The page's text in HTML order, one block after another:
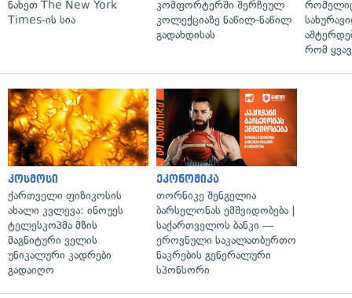
ნახეთ The New York
Times-ის სია
კომფორტერში შერჩეულ
კოლექციაზე ნაწილ-ნაწილ
გადახდისას
რომელიც
რომ
კოსმოსი
ქართველი ფიზიკოსის
ახალი კვლევა: ინოუეს
ტელესკოპმა მზის
მაგნიტური ველის
უნიკალური კადრები
გადაიღო
ეკონომიკა
თორნიკე შენგელია
ბარსელონას ემშვიდობება |
საქართველოს ბანკი —
ეროვნული საკალათბურთო
ნაკრების გენერალური
სპონსორი